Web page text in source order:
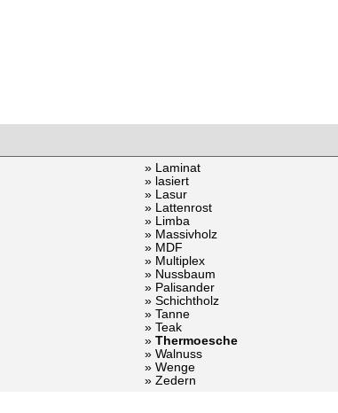
» Laminat
» lasiert
» Lasur
» Lattenrost
» Limba
» Massivholz
» MDF
» Multiplex
» Nussbaum
» Palisander
» Schichtholz
» Tanne
» Teak
» Thermoesche
» Walnuss
» Wenge
» Zedern